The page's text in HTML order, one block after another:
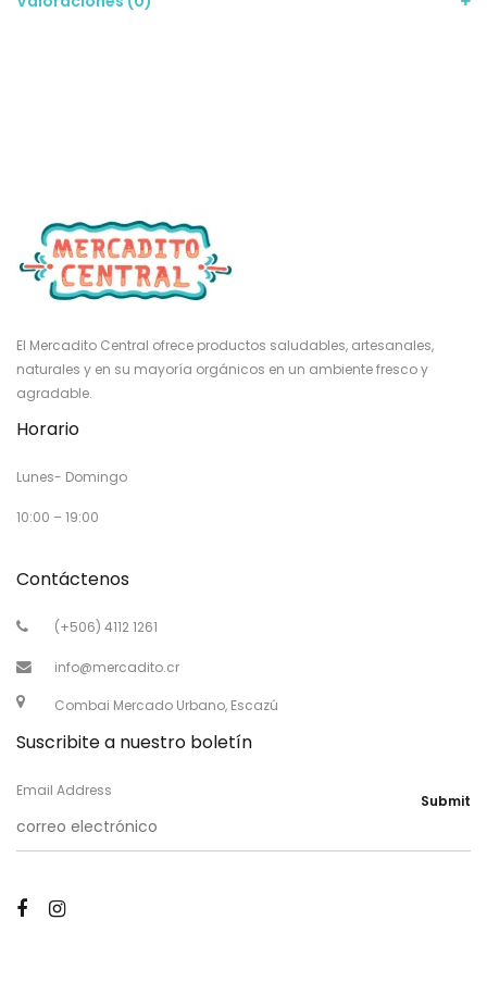
El Mercadito Central ofrece productos saludables, artesanales,
naturales y en su mayoría orgánicos en un ambiente fresco y
agradable.
Horario
Lunes- Domingo
10:00 – 19:00
Contáctenos
(+506) 4112 1261
info@mercadito.cr
Combai Mercado Urbano, Escazú
Suscribite a nuestro boletín
Email Address
Submit